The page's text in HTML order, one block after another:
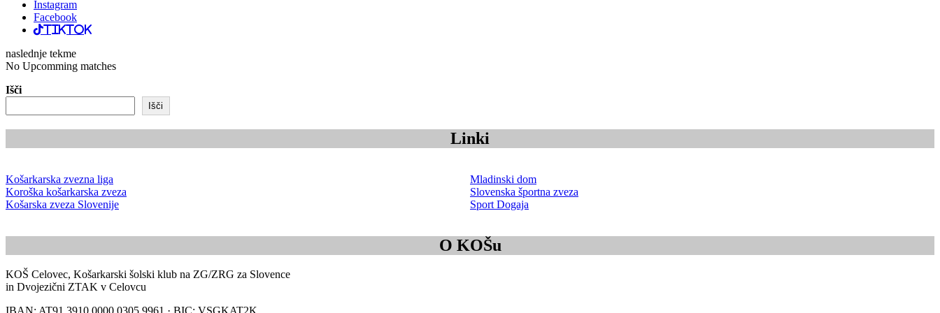
Instagram
Facebook
TikTok
naslednje tekme
No Upcomming matches
Išči
Išči
Linki
Košarkarska zvezna liga
Koroška košarkarska zveza
Košarska zveza Slovenije
Mladinski dom
Slovenska športna zveza
Sport Dogaja
O KOŠu
KOŠ Celovec, Košarkarski šolski klub na ZG/ZRG za Slovence
in Dvojezični ZTAK v Celovcu